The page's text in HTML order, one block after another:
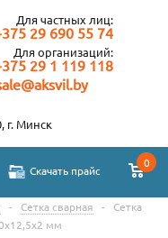
Для частных лиц:
29 690 55 74
Для организаций:
29 1 119 118
Скачать прайс
0
г. Минск
- Сетка сварная -
Сетка
мм